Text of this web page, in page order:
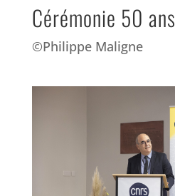
Cérémonie 50 ans
©Philippe Maligne